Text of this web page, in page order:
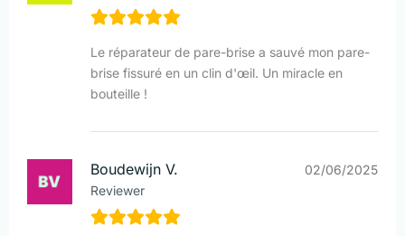
Le réparateur de pare-brise a sauvé mon pare-
brise fissuré en un clin d'œil. Un miracle en
bouteille !
Boudewijn V.
Reviewer
02/06/2025